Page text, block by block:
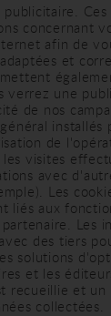
Ces
concernant
afin de
et
verrez une
de nos
installés
de
visites
avec
Les
liés aux
Les
des tiers
solutions
et les
recueillie et
collectées.